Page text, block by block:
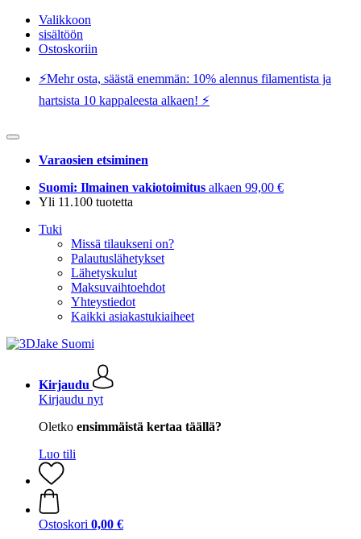
Valikkoon
sisältöön
Ostoskoriin
⚡️Mehr osta, säästä enemmän: 10% alennus filamentista ja
hartsista 10 kappaleesta alkaen! ⚡️
Varaosien etsiminen
Suomi: Ilmainen vakiotoimitus alkaen 99,00 €
Yli 11.100 tuotetta
Tuki
Missä tilaukseni on?
Palautuslähetykset
Lähetyskulut
Maksuvaihtoehdot
Yhteystiedot
Kaikki asiakastukiaiheet
Kirjaudu
Kirjaudu nyt
Oletko ensimmäistä kertaa täällä?
Luo tili
Ostoskori 0,00 €